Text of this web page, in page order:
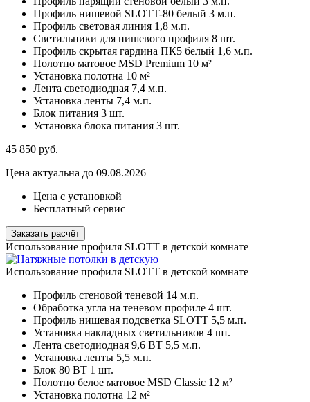
Профиль нишевой SLOTT-80 белый 3 м.п.
Профиль световая линия 1,8 м.п.
Светильники для нишевого профиля 8 шт.
Профиль скрытая гардина ПК5 белый 1,6 м.п.
Полотно матовое MSD Premium 10 м²
Установка полотна 10 м²
Лента светодиодная 7,4 м.п.
Установка ленты 7,4 м.п.
Блок питания 3 шт.
Установка блока питания 3 шт.
45 850 руб.
Цена актуальна до 09.08.2026
Цена с установкой
Бесплатный сервис
Заказать расчёт
Использование профиля SLOTT в детской комнате
Использование профиля SLOTT в детской комнате
Профиль стеновой теневой 14 м.п.
Обработка угла на теневом профиле 4 шт.
Профиль нишевая подсветка SLOTT 5,5 м.п.
Установка накладных светильников 4 шт.
Лента светодиодная 9,6 ВТ 5,5 м.п.
Установка ленты 5,5 м.п.
Блок 80 ВТ 1 шт.
Полотно белое матовое MSD Classic 12 м²
Установка полотна 12 м²